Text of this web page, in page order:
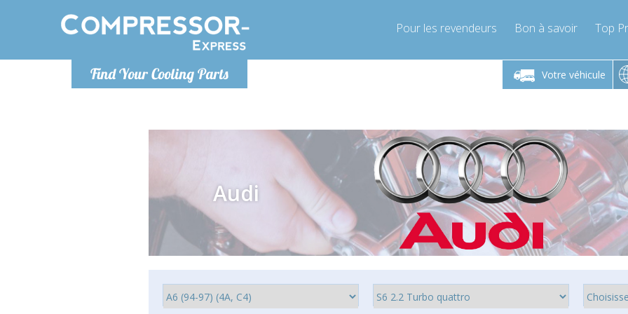
Find Your Cooling Parts
Pour les revendeurs Bon à savoir Top
Votre véhicule
Lundi-Vendredi 9h-17h Lundi-Vendredi 9h-17h
info@compressor-express.fr
Lundi-
Audi